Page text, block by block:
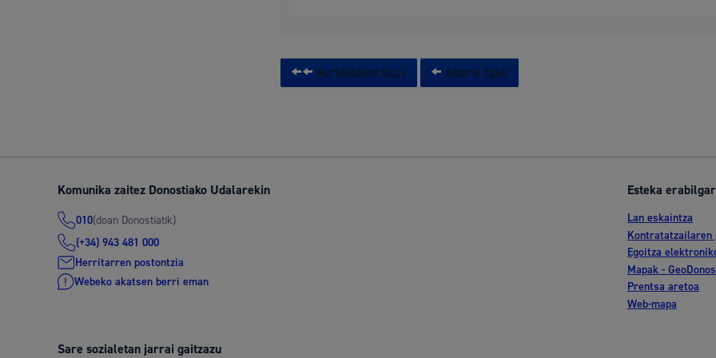
Aurkibidera itzuli Atzera itzuli
Komunika zaitez Donostiako Udalarekin
010(doan Donostiatik)
(+34) 943 481 000
Herritarren postontzia
Webeko akatsen berri eman
Esteka
Lan eskaintza
Kontratatzailaren
Egoitza
Mapak -
Prentsa aretoa
Web-mapa
Sare sozialetan jarrai gaitzazu